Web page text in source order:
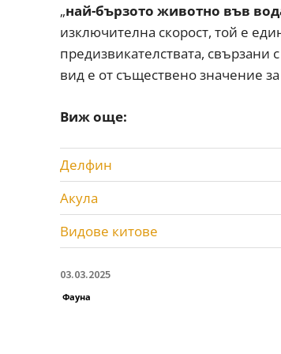
„най-бързото животно във
изключителна скорост, той е
предизвикателствата, свързани
вид е от съществено значение
Виж още:
Делфин
Акула
Видове китове
03.03.2025
Фауна